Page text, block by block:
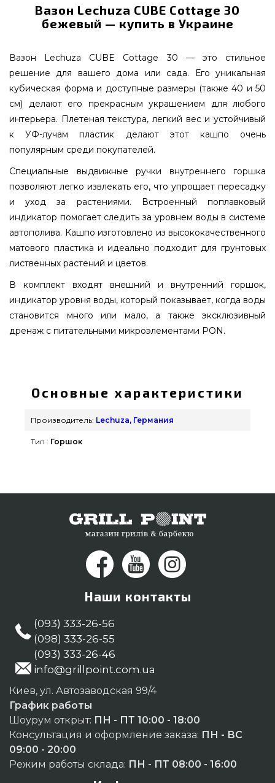
Вазон Lechuza CUBE Cottage 30
бежевый — купить в Украине
Вазон Lechuza CUBE Cottage 30 — это стильное
решение для вашего дома или сада. Его уникальная
кубическая форма и доступные размеры (также 40 и 50
см) делают его прекрасным украшением для любого
интерьера. Плетеная текстура, легкий вес и устойчивый
к УФ-лучам пластик делают этот кашпо очень
популярным среди покупателей.
Специальные выдвижные ручки внутреннего горшка
позволяют легко извлекать его, что упрощает пересадку
и уход за растениями. Встроенный поплавковый
индикатор помогает следить за уровнем воды в системе
автополива. Кашпо изготовлено из высококачественного
матового пластика и идеально подходит для грунтовых
лиственных растений и цветов.
В комплект входят внешний и внутренний горшок,
индикатор уровня воды, который показывает, когда воды
становится много или мало, а также эксклюзивный
дренаж с питательными микроэлементами PON.
производителя Lechuza, Германия по выгодной
цене всего 3 029 грн. в онлайн каталоге грилей
Гриль Поинт. Посмотрите и закажите также
Гриль Поинт. Наберите нашим специалистам по
Основные характеристики
Производитель: Lechuza, Германия
Тип : Горшок
Наши контакты
(093) 333-26-56
(098) 333-26-55
(093) 333-26-46
info@grillpoint.com.ua
Киев, ул. Автозаводская 99/4
График работы
Шоурум открыт: ПН - ПТ 10:00 - 18:00
Консультация и оформление заказа: ПН - ВС
09:00 - 20:00
Режим работы склада: ПН - ПТ 08:00 - 16:00